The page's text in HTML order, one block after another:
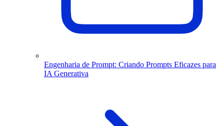
Engenharia de Prompt: Criando Prompts Eficazes para
IA Generativa